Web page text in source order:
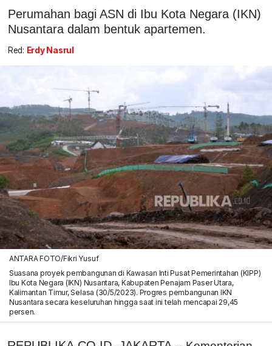
Perumahan bagi ASN di Ibu Kota Negara (IKN)
Nusantara dalam bentuk apartemen.
Red: Erdy Nasrul
ANTARA FOTO/Fikri Yusuf
Suasana proyek pembangunan di Kawasan Inti Pusat Pemerintahan (KIPP)
Ibu Kota Negara (IKN) Nusantara, Kabupaten Penajam Paser Utara,
Kalimantan Timur, Selasa (30/5/2023). Progres pembangunan IKN
Nusantara secara keseluruhan hingga saat ini telah mencapai 29,45
persen.